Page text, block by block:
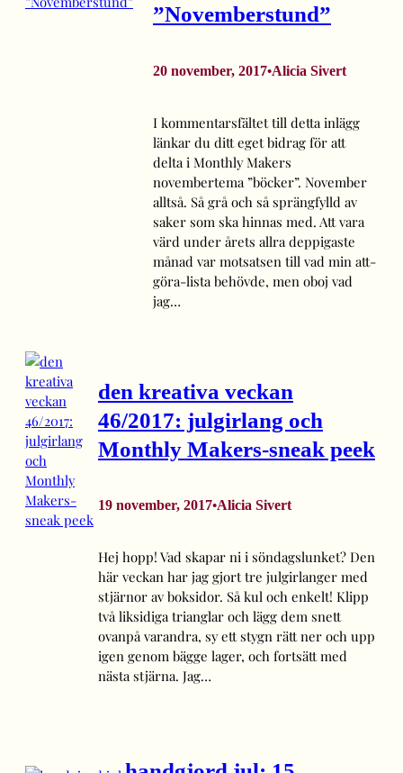
”Novemberstund”
20 november, 2017•Alicia Sivert
I kommentarsfältet till detta inlägg
länkar du ditt eget bidrag för att
delta i Monthly Makers
novembertema ”böcker”. November
alltså. Så grå och så sprängfylld av
saker som ska hinnas med. Att vara
värd under årets allra deppigaste
månad var motsatsen till vad min att-
göra-lista behövde, men oboj vad
jag…
den kreativa veckan
46/2017: julgirlang och
Monthly Makers-sneak peek
19 november, 2017•Alicia Sivert
Hej hopp! Vad skapar ni i söndagslunket? Den
här veckan har jag gjort tre julgirlanger med
stjärnor av boksidor. Så kul och enkelt! Klipp
två liksidiga trianglar och lägg dem snett
ovanpå varandra, sy ett stygn rätt ner och upp
igen genom bägge lager, och fortsätt med
nästa stjärna. Jag…